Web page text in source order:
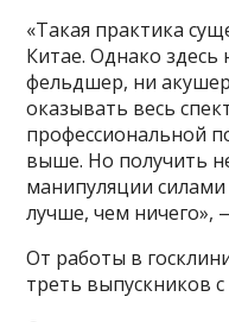
«Такая практика
Китае. Однако здесь
фельдшер, ни
оказывать весь
профессиональной
выше. Но получить
манипуляции
лучше, чем ничего»,
От работы в
треть выпускников